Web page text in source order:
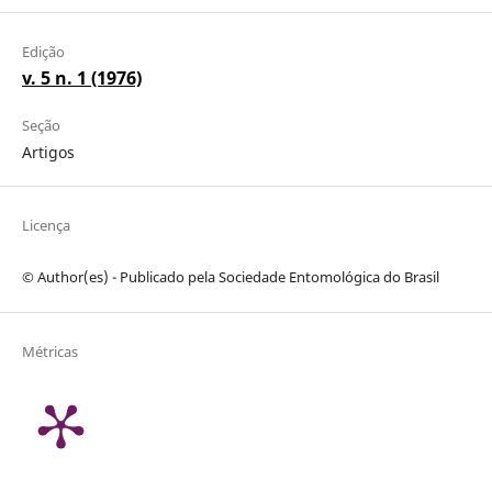
Edição
v. 5 n. 1 (1976)
Seção
Artigos
Licença
© Author(es) - Publicado pela Sociedade Entomológica do Brasil
Métricas